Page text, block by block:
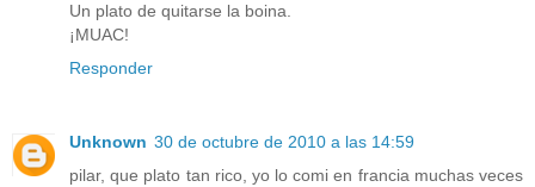
Un plato de quitarse la boina.
¡MUAC!
Responder
Unknown 30 de octubre de 2010 a las 14:59
pilar, que plato tan rico, yo lo comi en francia muchas veces